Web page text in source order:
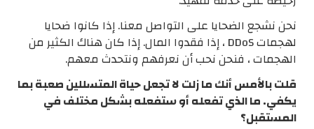
نحن نشجع الضحايا على التواصل معنا. إذا كانوا ضحايا
لهجمات DDoS ، إذا فقدوا المال. إذا كان هناك الكثير من
الهجمات ، فنحن نحب أن نعرفهم ونتحدث معهم.
قلت بالأمس أنك ما زلت لا تجعل حياة المتسللين صعبة بما
يكفي. ما الذي تفعله أو ستفعله بشكل مختلف في
المستقبل؟